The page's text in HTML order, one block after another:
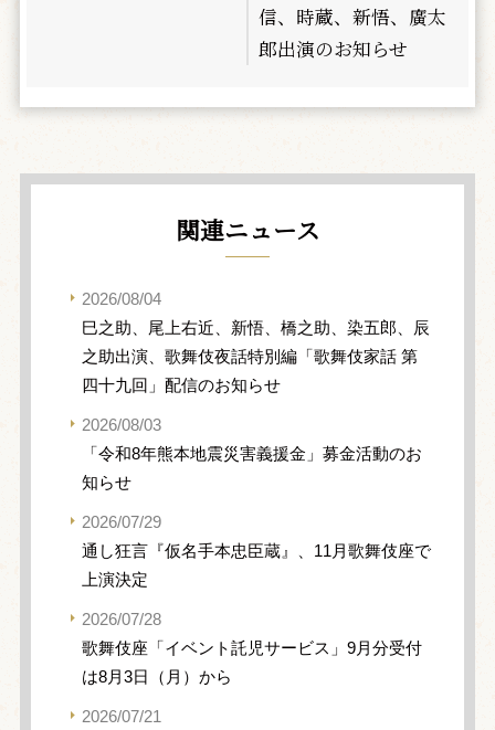
信、時蔵、新悟、廣太
郎出演のお知らせ
関連ニュース
2026/08/04
巳之助、尾上右近、新悟、橋之助、染五郎、辰
之助出演、歌舞伎夜話特別編「歌舞伎家話 第
四十九回」配信のお知らせ
2026/08/03
「令和8年熊本地震災害義援金」募金活動のお
知らせ
2026/07/29
通し狂言『仮名手本忠臣蔵』、11月歌舞伎座で
上演決定
2026/07/28
歌舞伎座「イベント託児サービス」9月分受付
は8月3日（月）から
2026/07/21